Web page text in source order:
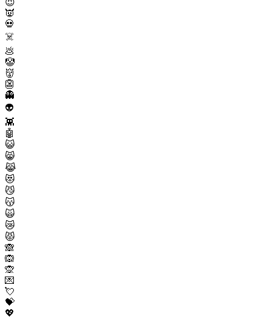
😈
👿
💀
☠️
💩
🤡
👹
👺
👻
👽
👾
🤖
😺
😸
😹
😻
😼
😽
🙀
😿
😾
🙈
🙉
🙊
💌
💘
💝
💖